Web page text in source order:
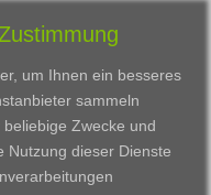
um Ihnen ein besseres
sammeln
Zwecke und
Nutzung dieser Dienste